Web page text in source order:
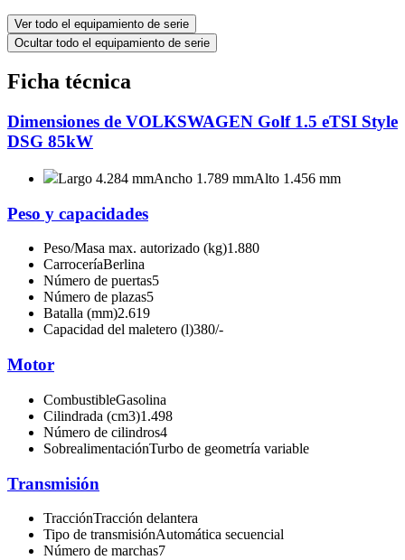
Ver todo el equipamiento de serie
Ocultar todo el equipamiento de serie
Ficha técnica
Dimensiones de VOLKSWAGEN Golf 1.5 eTSI Style
DSG 85kW
Largo 4.284 mmAncho 1.789 mmAlto 1.456 mm
Peso y capacidades
Peso/Masa max. autorizado (kg)1.880
CarroceríaBerlina
Número de puertas5
Número de plazas5
Batalla (mm)2.619
Capacidad del maletero (l)380/-
Motor
CombustibleGasolina
Cilindrada (cm3)1.498
Número de cilindros4
SobrealimentaciónTurbo de geometría variable
Transmisión
TracciónTracción delantera
Tipo de transmisiónAutomática secuencial
Número de marchas7